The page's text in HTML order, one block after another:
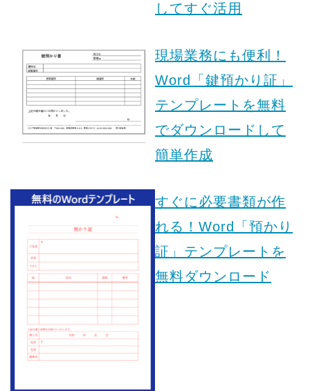
してすぐ活用
現場業務にも便利！
Word「鍵預かり証」
テンプレートを無料
でダウンロードして
簡単作成
すぐに必要書類が作
れる！Word「預かり
証」テンプレートを
無料ダウンロード